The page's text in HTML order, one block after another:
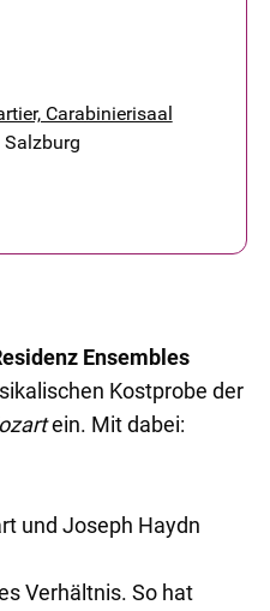
Carabinierisaal
Salzburg
Ensembles
Kostprobe der
ein. Mit dabei:
und Joseph Haydn
Verhältnis. So hat